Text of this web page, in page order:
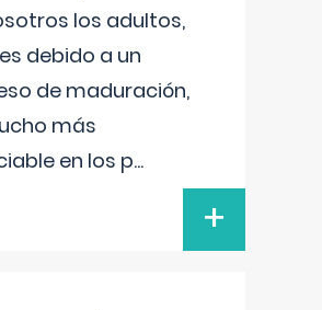
los adultos,
debido a un
de maduración,
más
en los p...
+